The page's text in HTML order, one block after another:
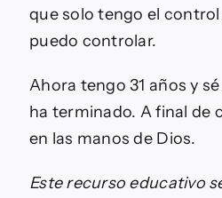
que solo tengo el
puedo controlar.
Ahora tengo 31 años y
ha terminado. A final de
en las manos de Dios.
Este recurso educativo